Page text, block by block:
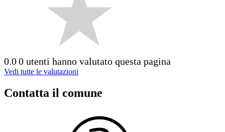
0.00 utenti hanno valutato questa pagina
Vedi tutte le valutazioni
Contatta il comune